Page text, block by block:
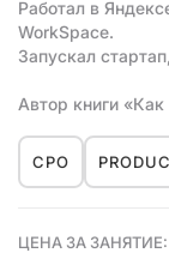
Работал в
WorkSpace.
Запускал
Автор книги «Как
CPO
ЦЕНА ЗА ЗАНЯТИЕ: